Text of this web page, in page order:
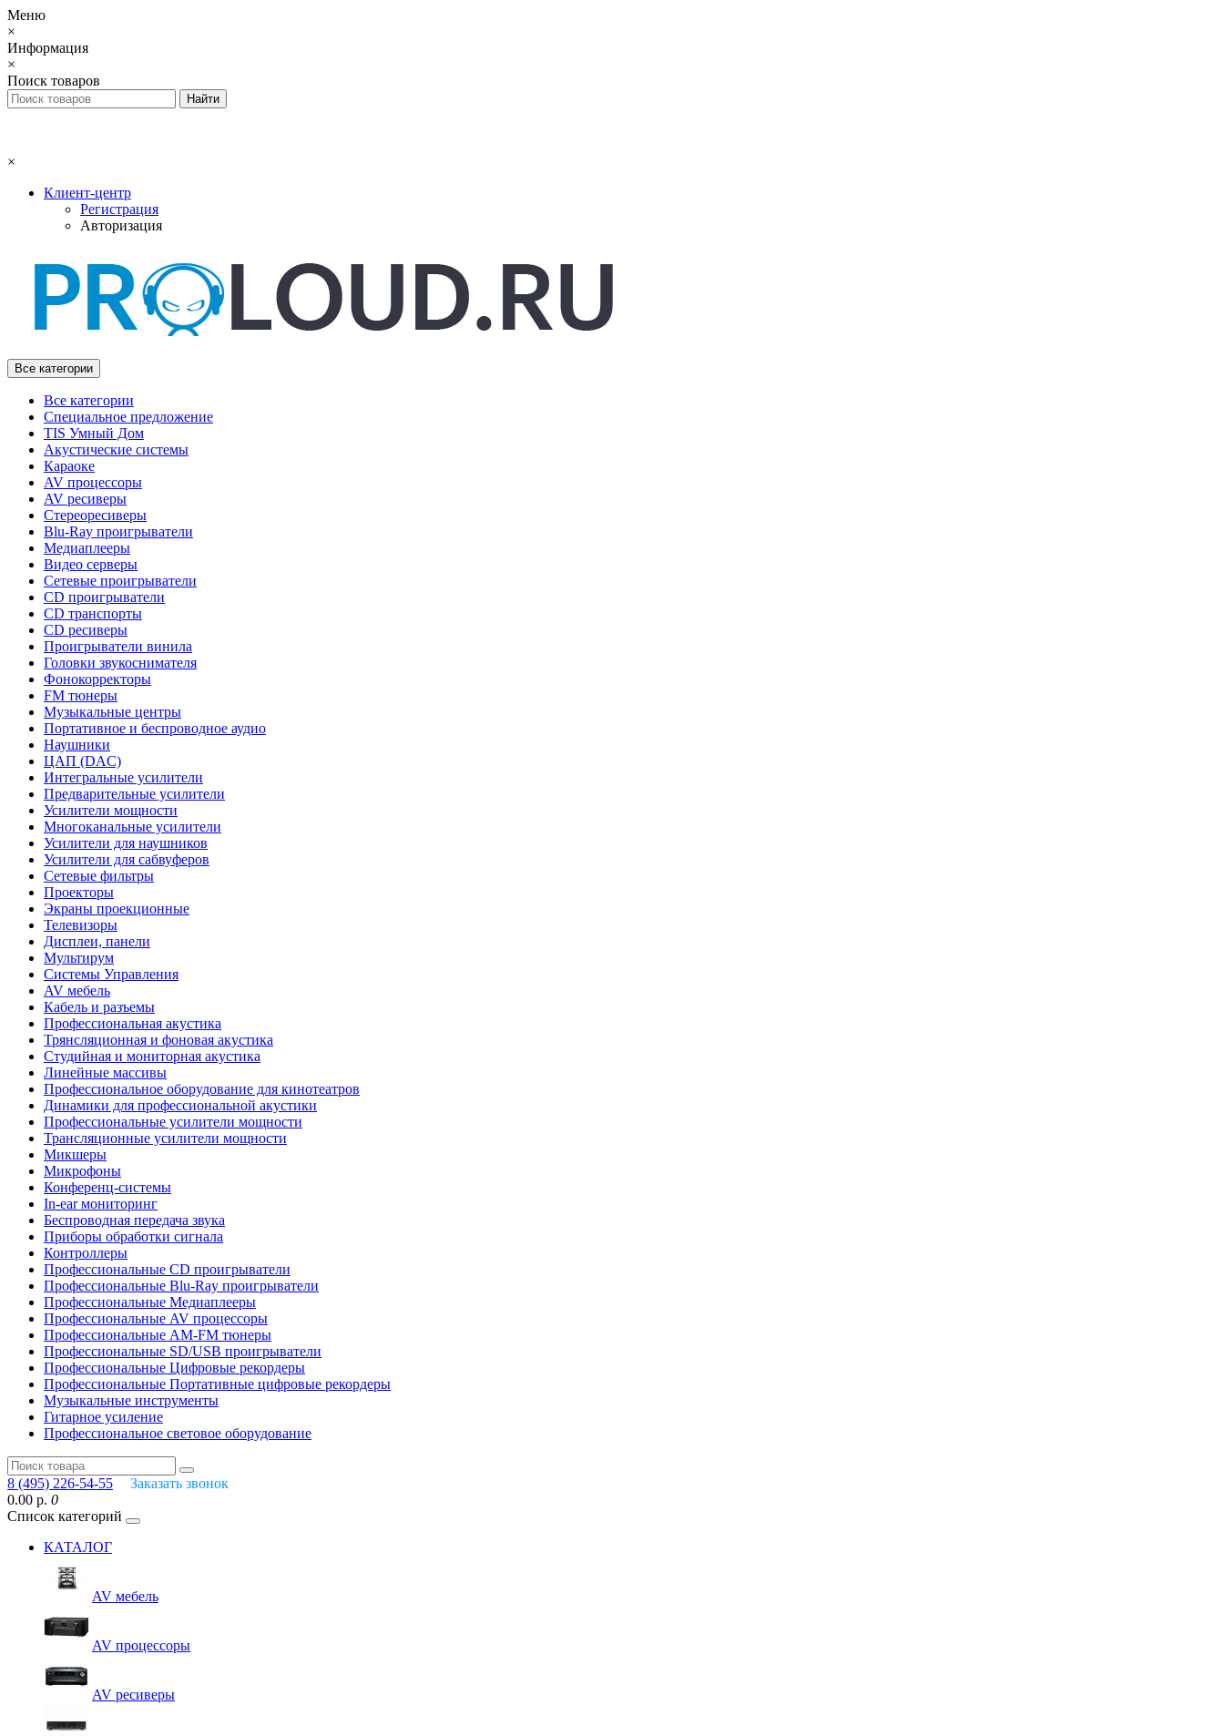
Меню
×
Информация
×
Поиск товаров
×
Клиент-центр
Регистрация
Авторизация
Все категории
Все категории
Специальное предложение
TIS Умный Дом
Акустические системы
Караоке
AV процессоры
AV ресиверы
Стереоресиверы
Blu-Ray проигрыватели
Медиаплееры
Видео серверы
Сетевые проигрыватели
CD проигрыватели
CD транспорты
CD ресиверы
Проигрыватели винила
Головки звукоснимателя
Фонокорректоры
FM тюнеры
Музыкальные центры
Портативное и беспроводное аудио
Наушники
ЦАП (DAC)
Интегральные усилители
Предварительные усилители
Усилители мощности
Многоканальные усилители
Усилители для наушников
Усилители для сабвуферов
Сетевые фильтры
Проекторы
Экраны проекционные
Телевизоры
Дисплеи, панели
Мультирум
Системы Управления
AV мебель
Кабель и разъемы
Профессиональная акустика
Трянсляционная и фоновая акустика
Студийная и мониторная акустика
Линейные массивы
Профессиональное оборудование для кинотеатров
Динамики для профессиональной акустики
Профессиональные усилители мощности
Трансляционные усилители мощности
Микшеры
Микрофоны
Конференц-системы
In-ear мониторинг
Беспроводная передача звука
Приборы обработки сигнала
Контроллеры
Профессиональные СD проигрыватели
Профессиональные Blu-Ray проигрыватели
Профессиональные Медиаплееры
Профессиональные AV процессоры
Профессиональные AM-FM тюнеры
Профессиональные SD/USB проигрыватели
Профессиональные Цифровые рекордеры
Профессиональные Портативные цифровые рекордеры
Музыкальные инструменты
Гитарное усиление
Профессиональное световое оборудование
8 (495) 226-54-55
Заказать звонок
0.00 р. 0
Список категорий
КАТАЛОГ
AV мебель
AV процессоры
AV ресиверы